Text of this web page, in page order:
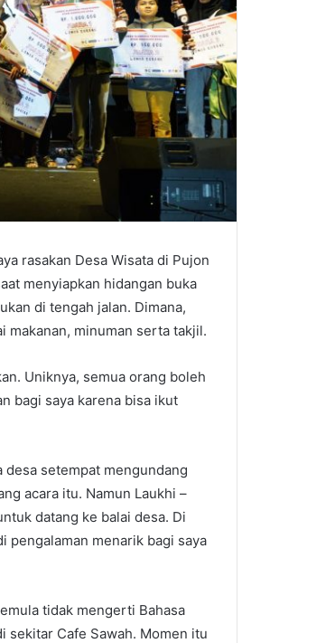
rasakan Desa Wisata di Pujon
menyiapkan hidangan buka
di tengah jalan. Dimana,
makanan, minuman serta takjil.
Uniknya, semua orang boleh
bagi saya karena bisa ikut
desa setempat mengundang
acara itu. Namun Laukhi –
datang ke balai desa. Di
pengalaman menarik bagi saya
tidak mengerti Bahasa
sekitar Cafe Sawah. Momen itu